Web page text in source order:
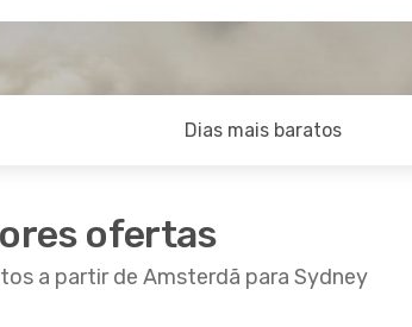
Dias mais baratos
ofertas
a partir de Amsterdã para Sydney